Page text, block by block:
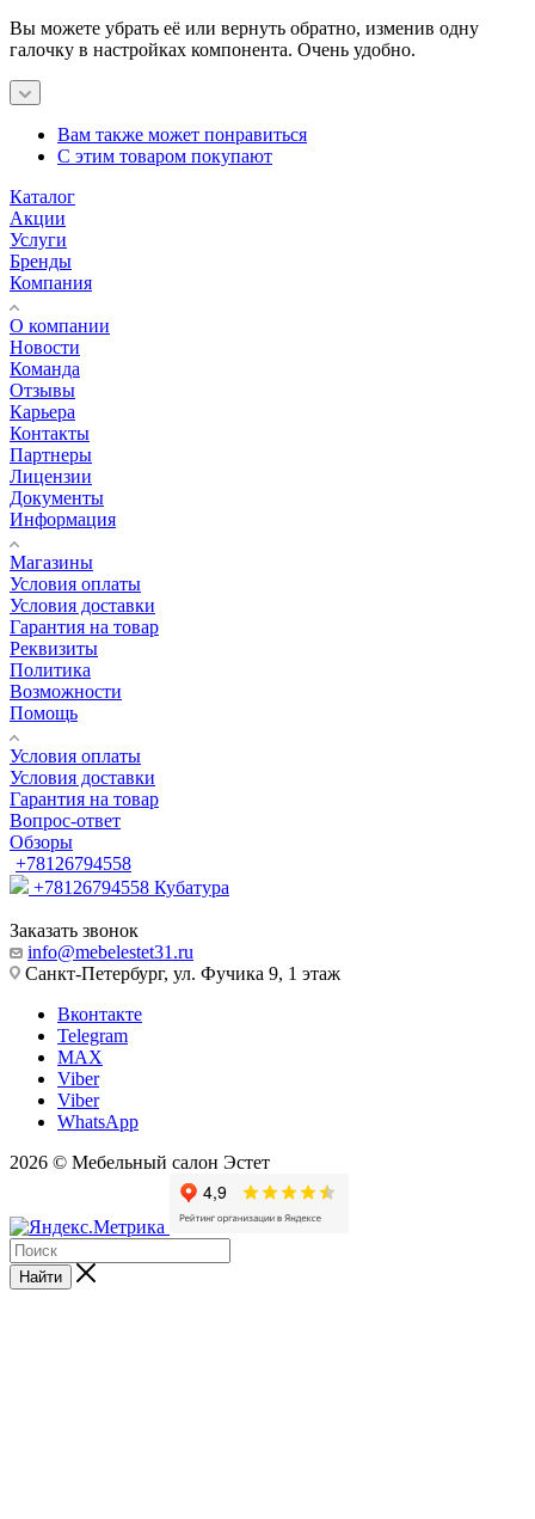
Вы можете убрать её или вернуть обратно, изменив одну
галочку в настройках компонента. Очень удобно.
Вам также может понравиться
С этим товаром покупают
Каталог
Акции
Услуги
Бренды
Компания
О компании
Новости
Команда
Отзывы
Карьера
Контакты
Партнеры
Лицензии
Документы
Информация
Магазины
Условия оплаты
Условия доставки
Гарантия на товар
Реквизиты
Политика
Возможности
Помощь
Условия оплаты
Условия доставки
Гарантия на товар
Вопрос-ответ
Обзоры
+78126794558
+78126794558 Кубатура
Заказать звонок
info@mebelestet31.ru
Санкт-Петербург, ул. Фучика 9, 1 этаж
Вконтакте
Telegram
MAX
Viber
Viber
WhatsApp
2026 © Мебельный салон Эстет
Найти